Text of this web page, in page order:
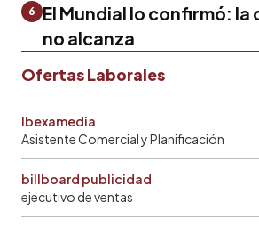
6
El Mundial lo confirmó: la
no alcanza
Ofertas Laborales
Ibexamedia
Asistente Comercial y Planificación
billboard publicidad
ejecutivo de ventas